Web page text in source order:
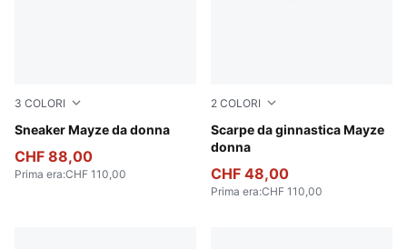
3 COLORI
Sneaker Mayze da donna
PUMA White-PUMA Black
CHF 88,00
Prima era:CHF 110,00
2 COLORI
Scarpe da ginnastica Mayze
donna
Ivory Glow
CHF 48,00
Prima era:CHF 110,00